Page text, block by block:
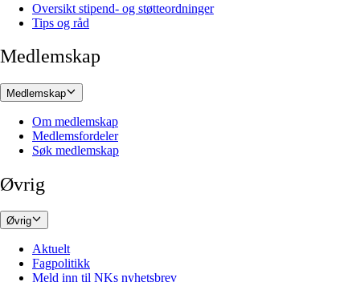
Oversikt stipend- og støtteordninger
Tips og råd
Medlemskap
Medlemskap
Om medlemskap
Medlemsfordeler
Søk medlemskap
Øvrig
Øvrig
Aktuelt
Fagpolitikk
Meld inn til NKs nyhetsbrev